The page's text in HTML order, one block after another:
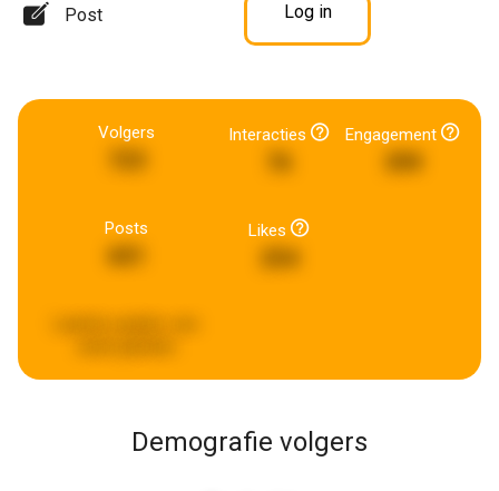
Post Log in
Volgers Interacties Engagement
Posts Likes
Demografie volgers